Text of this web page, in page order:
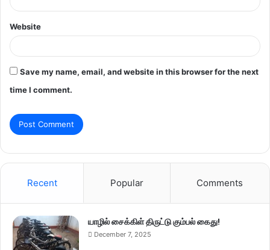
Website
Save my name, email, and website in this browser for the next
time I comment.
Recent Popular Comments
யாழில் சைக்கிள் திருட்டு கும்பல் கைது!
December 7, 2025